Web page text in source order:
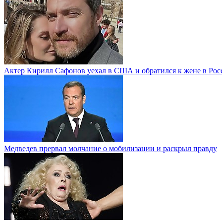
Актер Кирилл Сафонов уехал в США и обратился к жене в
Медведев прервал молчание о мобилизации и раскрыл правду